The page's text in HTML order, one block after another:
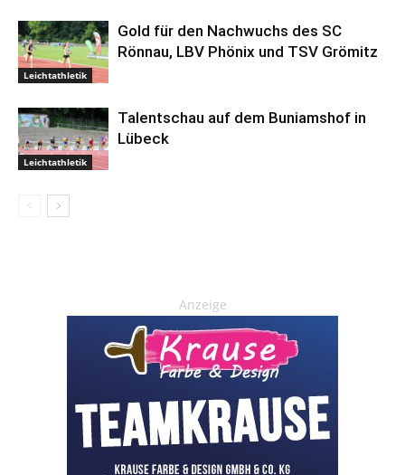
Leichtathletik
Gold für den Nachwuchs des SC
Rönnau, LBV Phönix und TSV Grömitz
Leichtathletik
Talentschau auf dem Buniamshof in
Lübeck
Anzeige